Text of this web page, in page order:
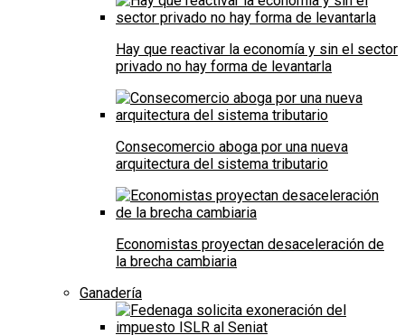
Hay que reactivar la economía y sin el sector
privado no hay forma de levantarla
Consecomercio aboga por una nueva
arquitectura del sistema tributario
Economistas proyectan desaceleración de
la brecha cambiaria
Ganadería